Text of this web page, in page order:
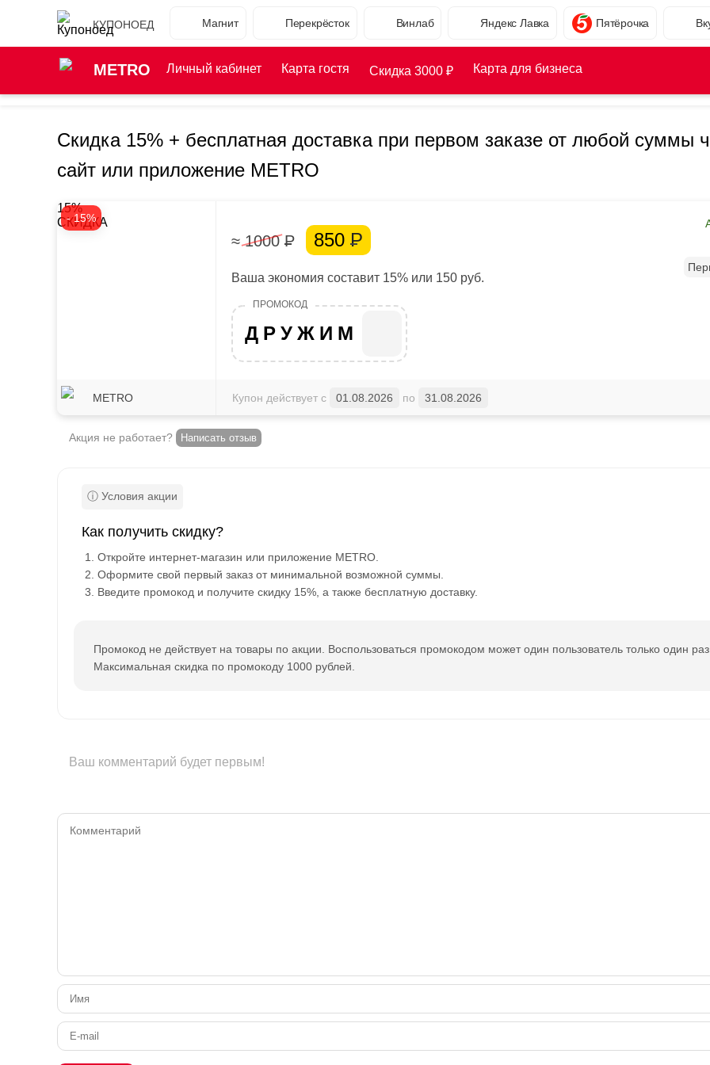
КУПОНОЕД Магнит Перекрёсток Винлаб Яндекс Лавка Пятёрочка
METRO Личный кабинет Карта гостя Скидка 3000 ₽ Карта для бизнеса
Скидка 15% + бесплатная доставка при первом заказе от любой суммы
сайт или приложение METRO
- 15%
15%
СКИДКА
METRO
≈ 1000Р 850 Р
Ваша экономия составит 15% или 150 руб.
ДРУЖИМ
Купон действует с 01.08.2026 по 31.08.2026
Акция не работает? Написать отзыв
Как получить скидку?
Откройте интернет-магазин или приложение METRO.
Оформите свой первый заказ от минимальной возможной суммы.
Введите промокод и получите скидку 15%, а также бесплатную доставку.
Промокод не действует на товары по акции. Воспользоваться промокодом может один пользователь только один
Максимальная скидка по промокоду 1000 рублей.
Ваш комментарий будет первым!